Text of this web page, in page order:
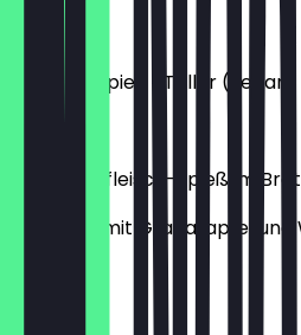
10,50 €
Koobide-Spieß -Teller (vegan)
Hähnchenfleisch-Spieß im
eingelegt mit Granatapfel und